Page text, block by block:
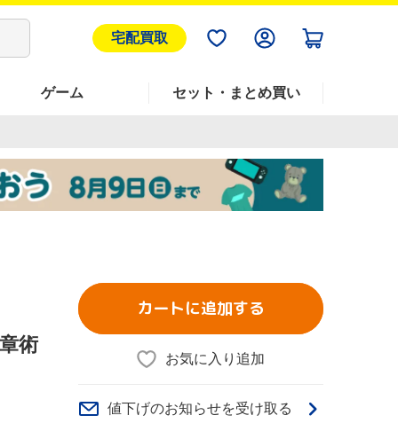
宅配買取
ゲーム セット・まとめ買い
術
カートに追加する
お気に入り追加
値下げのお知らせを受け取る